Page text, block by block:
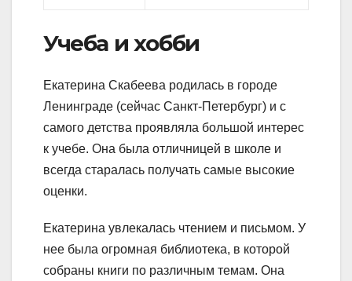
Учеба и хобби
Екатерина Скабеева родилась в городе
Ленинграде (сейчас Санкт-Петербург) и с
самого детства проявляла большой интерес
к учебе. Она была отличницей в школе и
всегда старалась получать самые высокие
оценки.
Екатерина увлекалась чтением и письмом. У
нее была огромная библиотека, в которой
собраны книги по различным темам. Она